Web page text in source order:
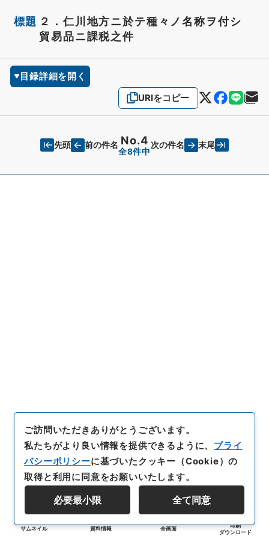
標題 ２．仁川地方ニ於テ種々ノ名称ヲ付シ
貿易品ニ課税之件
目録詳細を開く
URIをコピー
先頭 前の件名 No.4
全8件中
次の件名 末尾
サムネイル 資料情報 全画面
印刷
ダウンロード
ご訪問いただきありがとうございます。
私たちがより良い情報を提供できるように、 プライ
バシーポリシーに基づいたクッキー（Cookie）の
取得と利用に同意をお願いいたします。
必要最小限 全て同意